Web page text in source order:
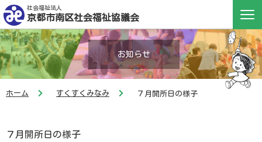
社会福祉法人
京都市南区社会福祉協議会
お知らせ
ホーム すくすくみなみ ７月開所日の様子
７月開所日の様子